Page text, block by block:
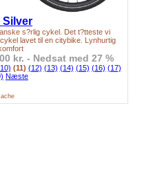
Silver
s?rlig cykel. Det t?tteste vi
lavet til en citybike. Lynhurtig
kr. - Nedsat med 27 %
(11) (12) (13) (14) (15) (16) (17)
Næste